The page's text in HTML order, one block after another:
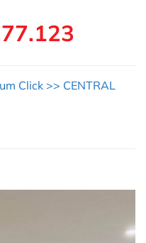
Click >> CENTRAL